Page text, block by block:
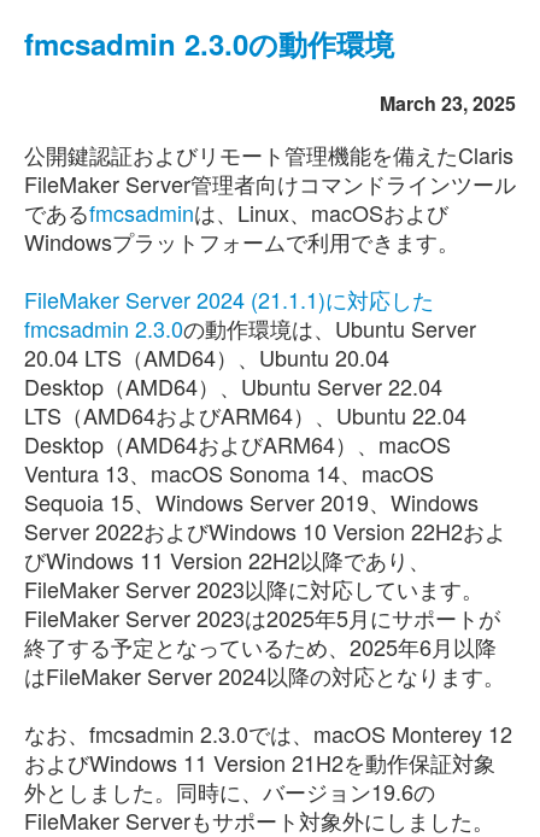
fmcsadmin 2.3.0の動作環境
March 23, 2025
公開鍵認証およびリモート管理機能を備えたClaris
FileMaker Server管理者向けコマンドラインツール
であるfmcsadminは、Linux、macOSおよび
Windowsプラットフォームで利用できます。
FileMaker Server 2024 (21.1.1)に対応した
fmcsadmin 2.3.0の動作環境は、Ubuntu Server
20.04 LTS（AMD64）、Ubuntu 20.04
Desktop（AMD64）、Ubuntu Server 22.04
LTS（AMD64およびARM64）、Ubuntu 22.04
Desktop（AMD64およびARM64）、macOS
Ventura 13、macOS Sonoma 14、macOS
Sequoia 15、Windows Server 2019、Windows
Server 2022およびWindows 10 Version 22H2およ
びWindows 11 Version 22H2以降であり、
FileMaker Server 2023以降に対応しています。
FileMaker Server 2023は2025年5月にサポートが
終了する予定となっているため、2025年6月以降
はFileMaker Server 2024以降の対応となります。
なお、fmcsadmin 2.3.0では、macOS Monterey 12
およびWindows 11 Version 21H2を動作保証対象
外としました。同時に、バージョン19.6の
FileMaker Serverもサポート対象外にしました。